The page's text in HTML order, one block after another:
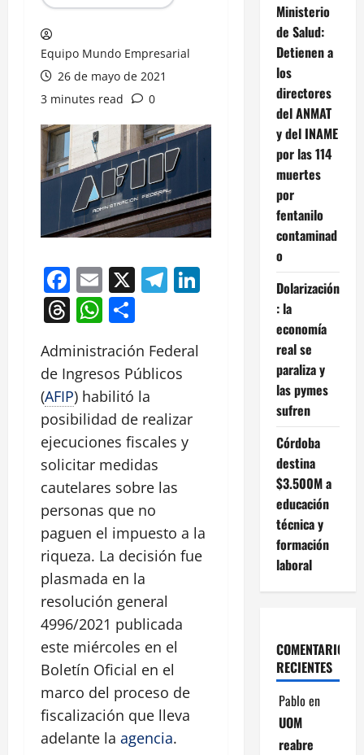
Equipo Mundo Empresarial
26 de mayo de 2021
3 minutes read
0
Facebook
Email
X Telegram
LinkedIn
Threads
WhatsApp
Administración Federal
de Ingresos Públicos
(AFIP) habilitó la
posibilidad de realizar
ejecuciones fiscales y
solicitar medidas
cautelares sobre las
personas que no
paguen el impuesto a la
riqueza. La decisión fue
plasmada en la
resolución general
4996/2021 publicada
este miércoles en el
Boletín Oficial en el
marco del proceso de
fiscalización que lleva
adelante la agencia.
Ministerio
de Salud:
Detienen a
los
directores
del ANMAT
y del INAME
por las 114
muertes
por
fentanilo
contaminad
o
Dolarización
: la
economía
real se
paraliza y
las pymes
sufren
Córdoba
destina
$3.500M a
educación
técnica y
formación
laboral
COMENTARIOS
RECIENTES
Pablo en
UOM
reabre